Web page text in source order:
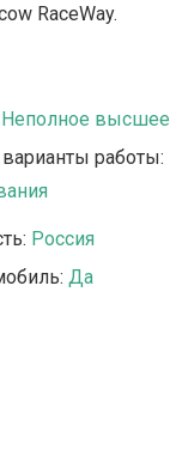
RaceWay.
Неполное высшее
работы:
Россия
Да